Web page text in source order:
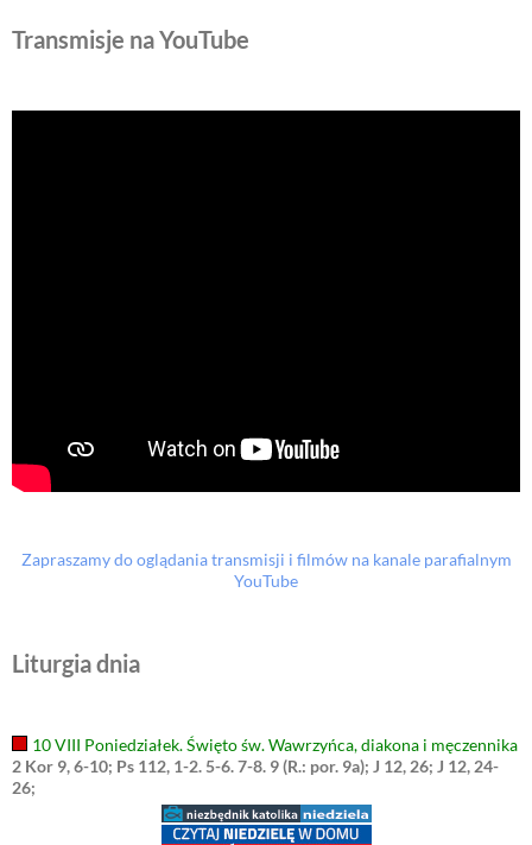
Transmisje na YouTube
Zapraszamy do oglądania transmisji i filmów na kanale parafialnym
YouTube
Liturgia dnia
10 VIII Poniedziałek. Święto św. Wawrzyńca, diakona i męczennika
2 Kor 9, 6-10; Ps 112, 1-2. 5-6. 7-8. 9 (R.: por. 9a); J 12, 26; J 12, 24-
26;